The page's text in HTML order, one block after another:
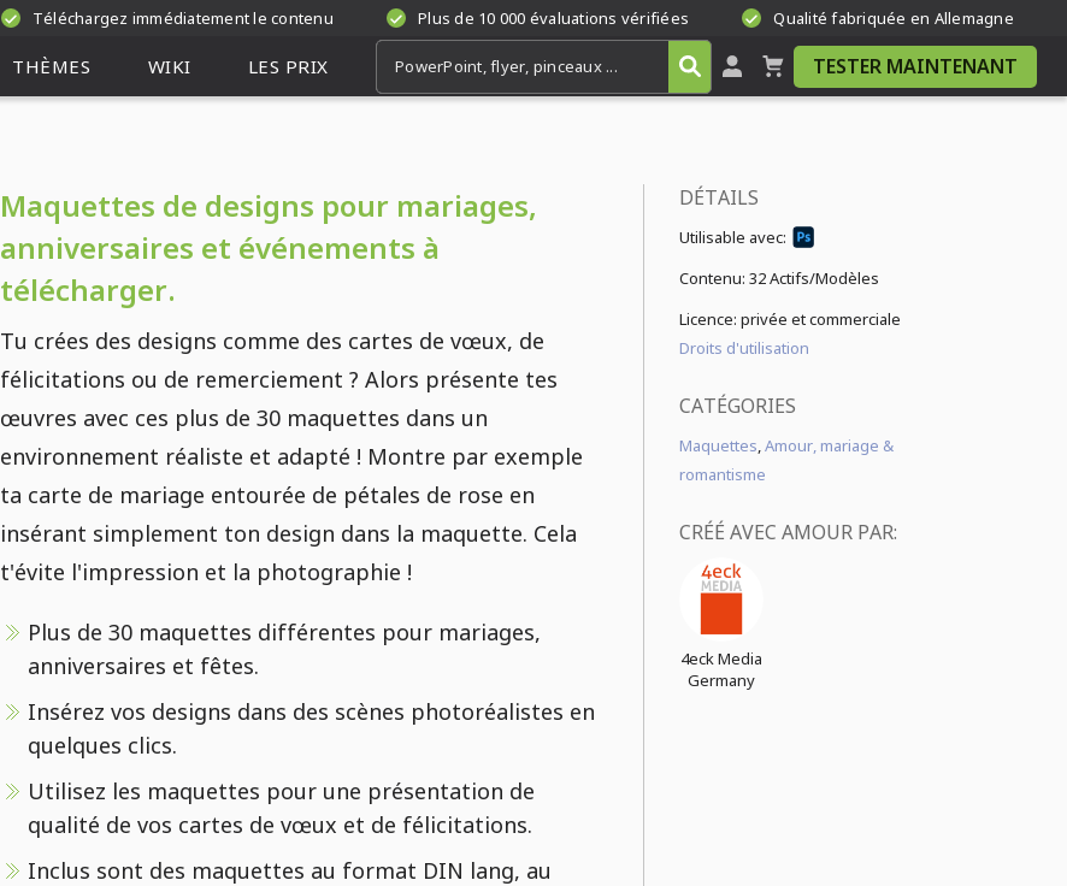
Téléchargez immédiatement le contenu Plus de 10 000 évaluations vérifiées Qualité fabriquée en Allemagne
THÈMES WIKI LES PRIX TESTER MAINTENANT
Maquettes de designs pour mariages,
anniversaires et événements à
télécharger.
Tu crées des designs comme des cartes de vœux, de
félicitations ou de remerciement ? Alors présente tes
œuvres avec ces plus de 30 maquettes dans un
environnement réaliste et adapté ! Montre par exemple
ta carte de mariage entourée de pétales de rose en
insérant simplement ton design dans la maquette. Cela
t'évite l'impression et la photographie !
Plus de 30 maquettes différentes pour mariages,
anniversaires et fêtes.
Insérez vos designs dans des scènes photoréalistes en
quelques clics.
Utilisez les maquettes pour une présentation de
qualité de vos cartes de vœux et de félicitations.
Inclus sont des maquettes au format DIN lang, au
DÉTAILS
Utilisable avec:
Contenu:32 Actifs/Modèles
Licence: privée et commerciale
Droits d'utilisation
CATÉGORIES
Maquettes,Amour, mariage &
romantisme
CRÉÉ AVEC AMOUR PAR:
4eck Media
Germany